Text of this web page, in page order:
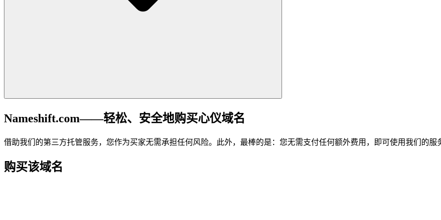
Nameshift.com——轻松、安全地购买心仪域名
借助我们的第三方托管服务，您作为买家无需承担任何风险。此外，最棒的是：您无需支付任何额外费用，即可使用我们的服
购买该域名